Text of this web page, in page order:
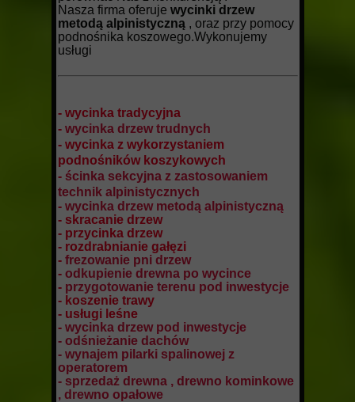
Nasza firma oferuje wycinki drzew
metodą alpinistyczną , oraz przy pomocy
podnośnika koszowego.Wykonujemy
usługi
- wycinka tradycyjna
- wycinka drzew trudnych
- wycinka z wykorzystaniem
podnośników koszykowych
- ścinka sekcyjna z zastosowaniem
technik alpinistycznych
- wycinka drzew metodą alpinistyczną
- skracanie drzew
- przycinka drzew
- rozdrabnianie gałęzi
- frezowanie pni drzew
- odkupienie drewna po wycince
- przygotowanie terenu pod inwestycje
- koszenie trawy
- usługi leśne
- wycinka drzew pod inwestycje
- odśnieżanie dachów
- wynajem pilarki spalinowej z
operatorem
- sprzedaż drewna , drewno kominkowe
, drewno opałowe